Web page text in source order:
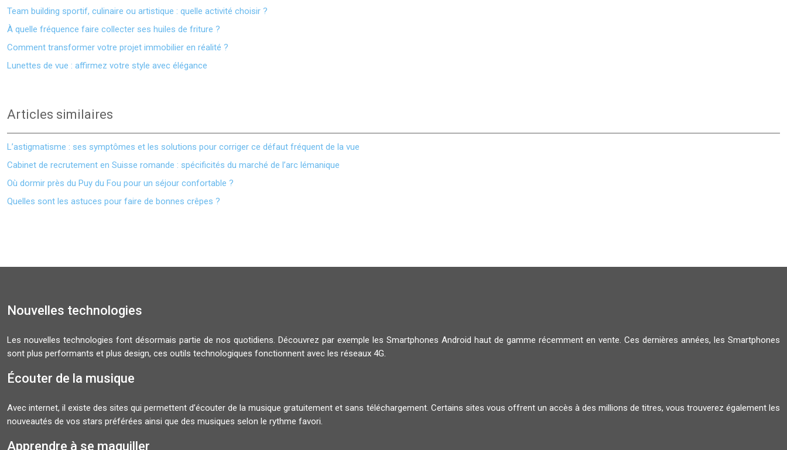
Team building sportif, culinaire ou artistique : quelle activité choisir ?
À quelle fréquence faire collecter ses huiles de friture ?
Comment transformer votre projet immobilier en réalité ?
Lunettes de vue : affirmez votre style avec élégance
Articles similaires
L’astigmatisme : ses symptômes et les solutions pour corriger ce défaut fréquent de la vue
Cabinet de recrutement en Suisse romande : spécificités du marché de l’arc lémanique
Où dormir près du Puy du Fou pour un séjour confortable ?
Quelles sont les astuces pour faire de bonnes crêpes ?
Nouvelles technologies
Les nouvelles technologies font désormais partie de nos quotidiens. Découvrez par exemple les Smartphones Android haut de gamme récemment en vente. Ces dernières années, les Smartphones
sont plus performants et plus design, ces outils technologiques fonctionnent avec les réseaux 4G.
Écouter de la musique
Avec internet, il existe des sites qui permettent d’écouter de la musique gratuitement et sans téléchargement. Certains sites vous offrent un accès à des millions de titres, vous trouverez également les
nouveautés de vos stars préférées ainsi que des musiques selon le rythme favori.
Apprendre à se maquiller